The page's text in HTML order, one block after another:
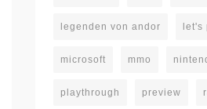
legenden von andor let's
microsoft mmo
playthrough preview